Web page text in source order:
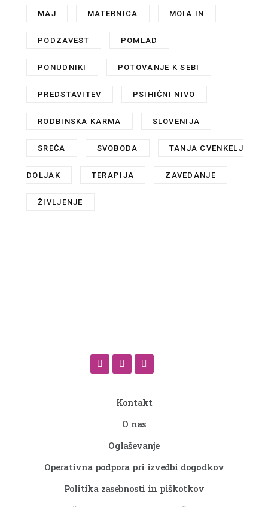
MAJ MATERNICA MOIA.IN
PODZAVEST POMLAD
PONUDNIKI POTOVANJE K SEBI
PREDSTAVITEV PSIHIČNI NIVO
RODBINSKA KARMA SLOVENIJA
SREČA SVOBODA TANJA CVENKELJ
DOLJAK TERAPIJA ZAVEDANJE
ŽIVLJENJE
Kontakt
O nas
Oglaševanje
Operativna podpora pri izvedbi dogodkov
Politika zasebnosti in piškotkov